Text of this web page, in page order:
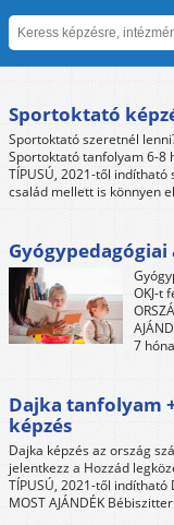
Sportoktató
Sportoktató szeretnél
Sportoktató tanfolyam 6-8
TÍPUSÚ, 2021-től
család mellett is könnyen
Gyógypedagógiai
OKJ-t
7
Dajka tanfolyam
képzés
Dajka képzés az ország
jelentkezz a Hozzád
TÍPUSÚ, 2021-től
MOST AJÁNDÉK